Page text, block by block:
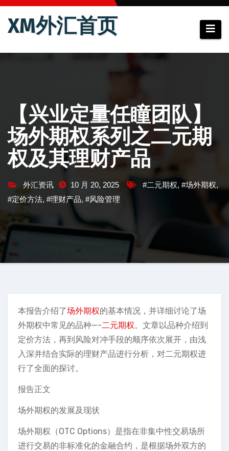
跳
XM外汇首页
【兴业定量任瞳团队】
场外期权系列之二元期
权及其理财产品
外汇资讯 10 月 20, 2025 #二元期权, #场外期权,
#定价方法, #理财产品, #风险管理
本报告介绍了场外期权的基本情况，并详细讨论了场
外期权中常见的品种—-二元期权。文章以品种介绍到
定价方法，再到风险对冲手段的顺序依次展开，由浅
入深并结合实际的理财产品进行分析，对二元期权进
行了全面的探讨。
报告正文
场外期权的发展及现状
场外期权（OTC Options）是指在非集中性交易场所
进行交易的非标准化的金融合约，是根据场外双方的